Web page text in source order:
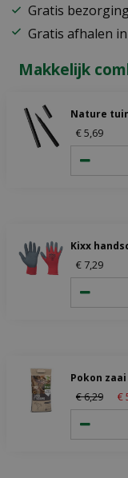
Gratis
Gratis afhalen
Makkelijk
Nature
€5 69
Kixx
€ 7 29
Pokon
€6,29 €